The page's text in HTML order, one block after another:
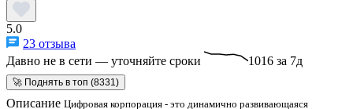
5.0
23 отзыва
Давно не в сети — уточняйте сроки
1016 за 7д
🚀 Поднять в топ (8331)
Описание Цифровая корпорация - это динамично развивающаяся